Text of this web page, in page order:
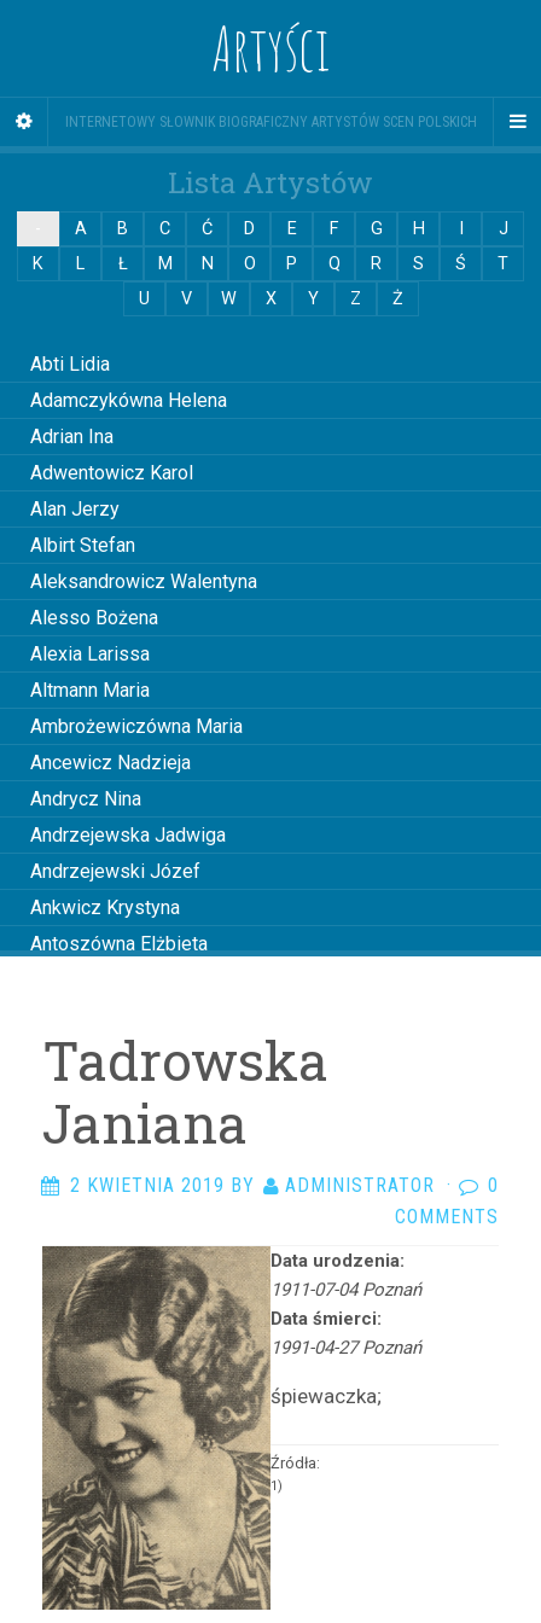
Artyści
INTERNETOWY SŁOWNIK BIOGRAFICZNY ARTYSTÓW SCEN POLSKICH
Lista Artystów
A B C Ć D E F G H
J
K
L Ł M N O P Q R S Ś
T
U
V W X Y Z Ż
Abti Lidia
Adamczykówna Helena
Adrian Ina
Adwentowicz Karol
Alan Jerzy
Albirt Stefan
Aleksandrowicz Walentyna
Alesso Bożena
Alexia Larissa
Altmann Maria
Ambrożewiczówna Maria
Ancewicz Nadzieja
Andrycz Nina
Andrzejewska Jadwiga
Andrzejewski Józef
Ankwicz Krystyna
Antoszówna Elżbieta
Arciszewska Wiktoria
Arciszewska Danuta
Arczyńska Maria
Arkadi Ari
Arnd-Leska Halina
Arnoldówna Maria
Arnoldt Wiktor
Aston Adam
Azarewicz Helena
Bąbolska Maria
Bachnerówna Regina
Bajkowska Zofia
Balcerkiewiczówna Maria
Balcerzak Aleksander
Tadrowska
Janiana
2 KWIETNIA 2019 BY ADMINISTRATOR ·
0
COMMENTS
Data urodzenia:
1911-07-04 Poznań
Data śmierci:
1991-04-27 Poznań
śpiewaczka;
Źródła:
1)